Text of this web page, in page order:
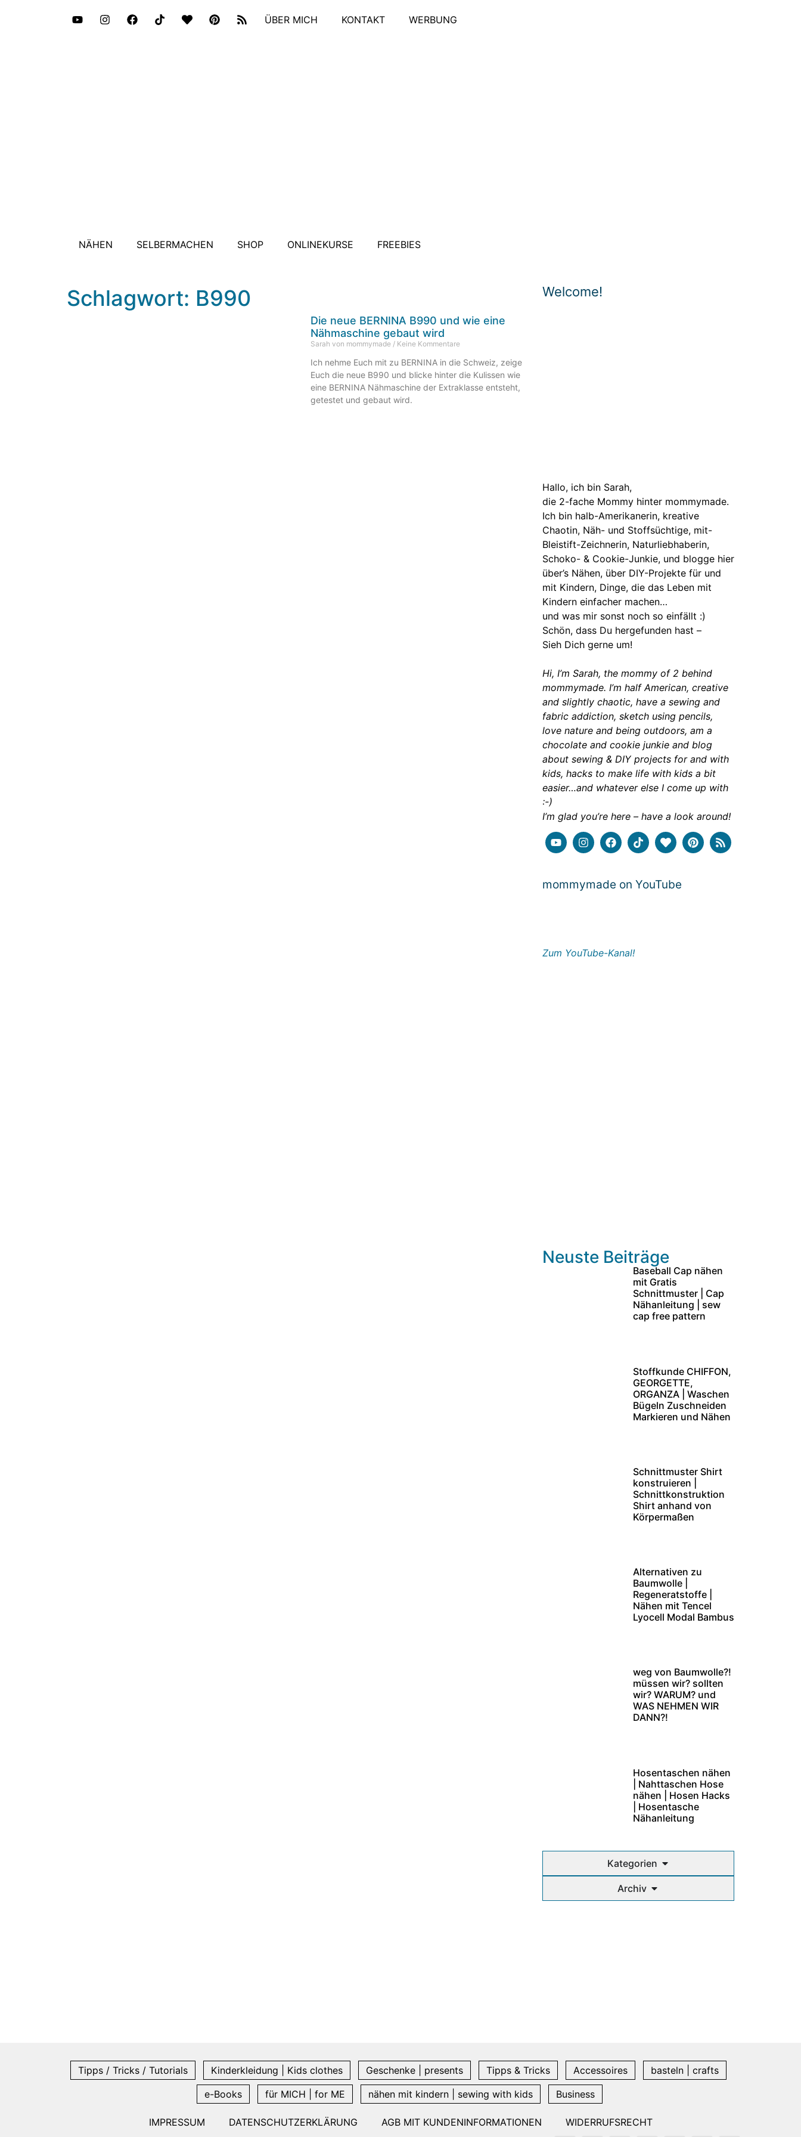
ÜBER MICH KONTAKT WERBUNG
NÄHEN SELBERMACHEN SHOP ONLINEKURSE FREEBIES
Welcome!
Hallo, ich bin Sarah,
die 2-fache Mommy hinter mommymade.
Ich bin halb-Amerikanerin, kreative
Chaotin, Näh- und Stoffsüchtige, mit-
Bleistift-Zeichnerin, Naturliebhaberin,
Schoko- & Cookie-Junkie, und blogge hier
über’s Nähen, über DIY-Projekte für und
mit Kindern, Dinge, die das Leben mit
Kindern einfacher machen…
und was mir sonst noch so einfällt :)
Schön, dass Du hergefunden hast –
Sieh Dich gerne um!
Hi, I’m Sarah, the mommy of 2 behind
mommymade. I’m half American, creative
and slightly chaotic, have a sewing and
fabric addiction, sketch using pencils,
love nature and being outdoors, am a
chocolate and cookie junkie and blog
about sewing & DIY projects for and with
kids, hacks to make life with kids a bit
easier…and whatever else I come up with
:-)
I’m glad you’re here – have a look around!
mommymade on YouTube
Zum YouTube-Kanal!
Neuste Beiträge
Baseball Cap nähen
mit Gratis
Schnittmuster | Cap
Nähanleitung | sew
cap free pattern
Stoffkunde CHIFFON,
GEORGETTE,
ORGANZA | Waschen
Bügeln Zuschneiden
Markieren und Nähen
Schnittmuster Shirt
konstruieren |
Schnittkonstruktion
Shirt anhand von
Körpermaßen
Alternativen zu
Baumwolle |
Regeneratstoffe |
Nähen mit Tencel
Lyocell Modal Bambus
weg von Baumwolle?!
müssen wir? sollten
wir? WARUM? und
WAS NEHMEN WIR
DANN?!
Hosentaschen nähen
| Nahttaschen Hose
nähen | Hosen Hacks
| Hosentasche
Nähanleitung
Kategorien
Archiv
Schlagwort: B990
Die neue BERNINA B990 und wie eine
Nähmaschine gebaut wird
Sarah von mommymade Keine Kommentare
Ich nehme Euch mit zu BERNINA in die Schweiz, zeige
Euch die neue B990 und blicke hinter die Kulissen wie
eine BERNINA Nähmaschine der Extraklasse entsteht,
getestet und gebaut wird.
Tipps / Tricks / Tutorials Kinderkleidung | Kids clothes Geschenke | presents Tipps & Tricks Accessoires
basteln | crafts
e-Books
für MICH | for ME nähen mit kindern | sewing with kids Business
IMPRESSUM DATENSCHUTZERKLÄRUNG AGB MIT KUNDENINFORMATIONEN WIDERRUFSRECHT